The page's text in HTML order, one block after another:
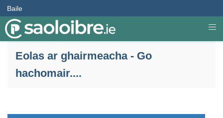
Baile
Eolas ar ghairmeacha - Go
hachomair....